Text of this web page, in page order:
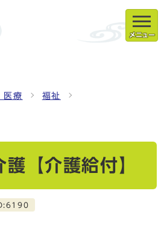
メニュー
医療 福祉
【介護給付】